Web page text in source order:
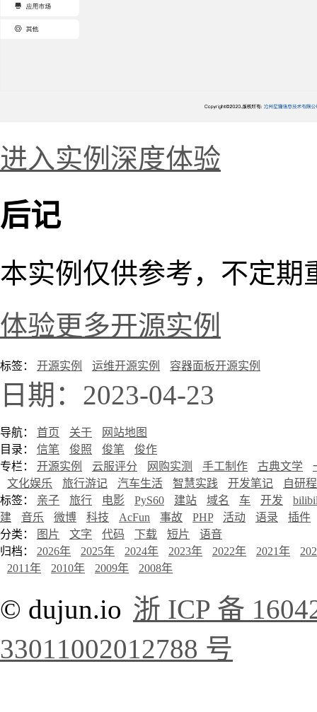
进入实例深度体验
后记
本实例仅供参考，不定期
体验更多开源实例
标签： 开源实例 运维开源实例 容器面板开源实例
日期：2023-04-23
导航： 首页 关于
网站地图
目录： 信笔 俊照 俊笔
俊作
专栏： 开源实例 云服评分 网购实测 手工制作 古典文学
文化娱乐
旅行游记 汽车生活 智慧实践 开发笔记
自研
标签： 亲子 旅行 电影 PyS60 建站 域名 车 开发
建
音乐 微博 科技 AcFun 事故 PHP 活动 语录
插件
分类：
图片 文字 代码 下载 短片
语音
归档： 2026年 2025年 2024年 2023年 2022年 2021年
2011年
2010年 2009年 2008年
© dujun.io 浙 ICP 备
33011002012788 号